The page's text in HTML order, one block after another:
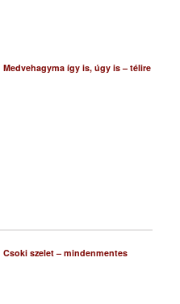
Medvehagyma így is, úgy is – télire
Csoki szelet – mindenmentes